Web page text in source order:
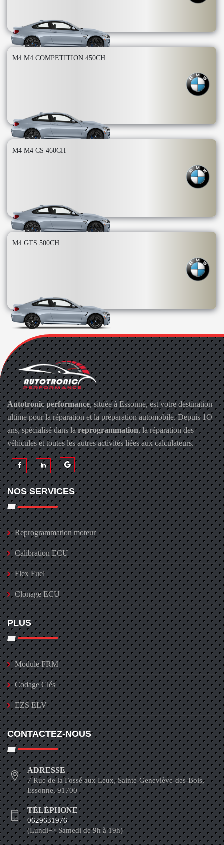
M4 M4 COMPETITION 450CH
M4 M4 CS 460CH
M4 GTS 500CH
Autotronic performance, située à Essonne, est votre destination
ultime pour la réparation et la préparation automobile. Depuis 1O
ans, spécialisé dans lareprogrammation, la réparation des
véhicules et toutes les autres activités liées aux calculateurs.
NOS SERVICES
Reprogrammation moteur
Calibration ECU
Flex Fuel
Clonage ECU
PLUS
Module FRM
Codage Clés
EZS ELV
CONTACTEZ-NOUS
ADRESSE
7 Rue de la Fossé aux Leux, Sainte-Geneviève-des-Bois,
Essonne, 91700
TÉLÉPHONE
0629631976
(Lundi=> Samedi de 9h à 19h)